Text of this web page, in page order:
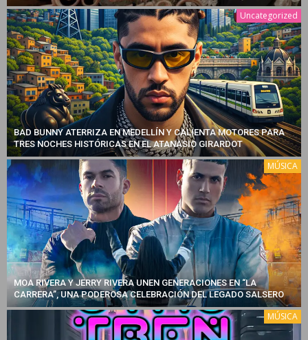
Uncategorized
BAD BUNNY ATERRIZA EN MEDELLÍN Y CALIENTA MOTORES PARA
TRES NOCHES HISTÓRICAS EN EL ATANASIO GIRARDOT
MÚSICA
MOA RIVERA Y JERRY RIVERA UNEN GENERACIONES EN “LA
CARRERA”, UNA PODEROSA CELEBRACIÓN DEL LEGADO SALSERO
MÚSICA